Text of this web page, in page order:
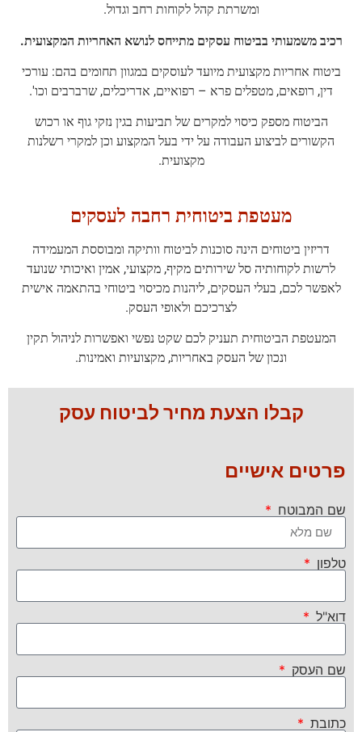
ומשרתת קהל לקוחות רחב וגדול.
רכיב משמעותי בביטוח עסקים מתייחס לנושא האחריות המקצועית.
ביטוח אחריות מקצועית מיועד לעוסקים במגוון תחומים בהם: עורכי
דין, רופאים, מטפלים פרא – רפואיים, אדריכלים, שרברבים וכו'.
הביטוח מספק כיסוי למקרים של תביעות בגין נזקי גוף או רכוש
הקשורים לביצוע העבודה על ידי בעל המקצוע וכן למקרי רשלנות
מקצועית.
מעטפת ביטוחית רחבה לעסקים
דריזין ביטוחים הינה סוכנות לביטוח וותיקה ומבוססת המעמידה
לרשות לקוחותיה סל שירותים מקיף, מקצועי, אמין ואיכותי שנועד
לאפשר לכם, בעלי העסקים, ליהנות מכיסוי ביטוחי בהתאמה אישית
לצרכיכם ולאופי העסק.
המעטפת הביטוחית תעניק לכם שקט נפשי ואפשרות לניהול תקין
ונכון של העסק באחריות, מקצועיות ואמינות.
קבלו הצעת מחיר לביטוח עסק
פרטים אישיים
שם המבוטח
טלפון
דוא"ל
שם העסק
כתובת